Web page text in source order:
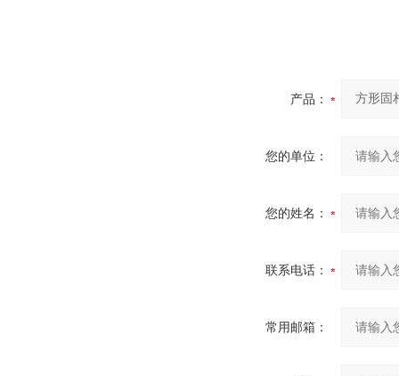
产品：
您的单位：
您的姓名：
联系电话：
常用邮箱：